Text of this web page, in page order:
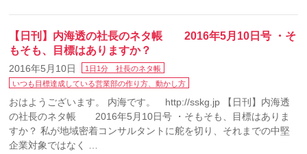
【日刊】内海透の社長のネタ帳 2016年5月10日号 ・そ
もそも、目標はありますか？
2016年5月10日
1日1分 社長のネタ帳
いつも目標達成している営業部の作り方、動かし方
おはようございます。 内海です。 http://sskg.jp 【日刊】内海透
の社長のネタ帳 2016年5月10日号 ・そもそも、目標はありま
すか？ 私が地域密着コンサルタントに舵を切り、それまでの中堅
企業対象ではなく …